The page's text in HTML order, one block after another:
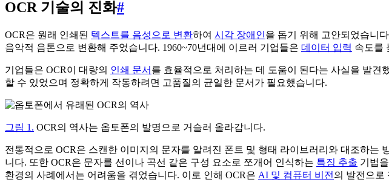
OCR 기술의 진화#
OCR은 원래 인쇄된 텍스트를 음성으로 변환하여 시각 장애인을 돕기 위해 고안되었습니
음악적 음톤으로 변환해 주었습니다. 1960~70년대에 이르러 기업들은 데이터 입력 속도를
기업들은 OCR이 대량의 인쇄 문서 를 효율적으로 처리하는 데 도움이 된다는 사실을 발견
할 수 있었으며 정확하게 작동하려면 고품질의 균일한 문서가 필요했습니다.
그림 1. OCR의 역사는 옵토폰의 발명으로 거슬러 올라갑니다.
전통적으로 OCR은 스캔한 이미지의 문자를 알려진 폰트 및 형태 라이브러리와 대조하는
니다. 또한 OCR은 문자를 선이나 곡선 같은 구성 요소로 쪼개어 인식하는 특징 추출 기법
환경의 사례에서는 어려움을 겪었습니다. 이로 인해 OCR은 AI 및 컴퓨터 비전 의 발전으로